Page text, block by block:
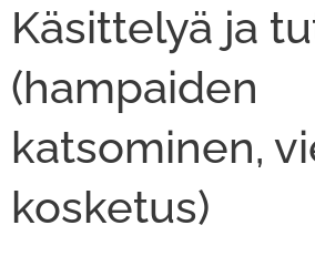
Käsittelyä ja
(hampaiden
katsominen,
kosketus)